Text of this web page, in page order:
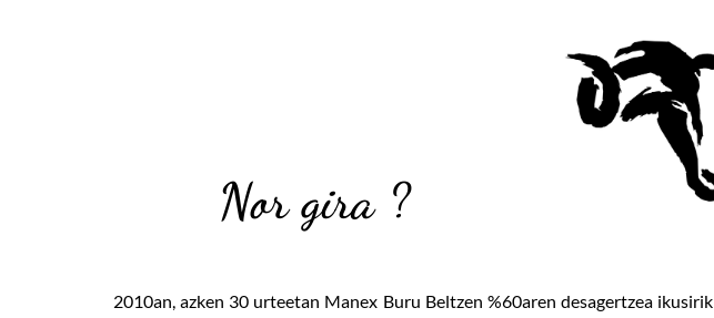
Nor gira ?
2010an, azken 30 urteetan Manex Buru Beltzen %60aren desagertzea ikusirik